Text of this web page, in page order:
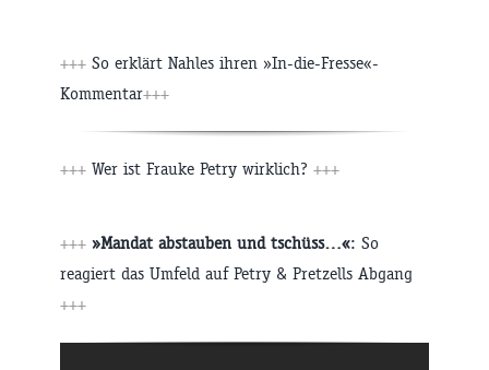
+++ So erklärt Nahles ihren »In-die-Fresse«-
Kommentar+++
+++ Wer ist Frauke Petry wirklich? +++
+++ »Mandat abstauben und tschüss…«: So
reagiert das Umfeld auf Petry & Pretzells Abgang
+++